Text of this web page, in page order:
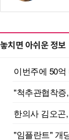
놓치면 아쉬운 정보